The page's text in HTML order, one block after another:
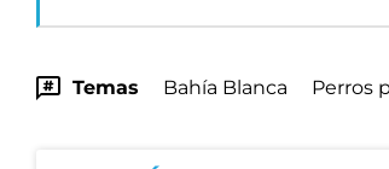
Temas Bahía Blanca Perros